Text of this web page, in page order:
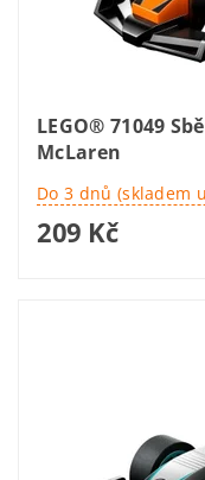
LEGO® 71049
McLaren
Do 3 dnů (skladem
209 Kč